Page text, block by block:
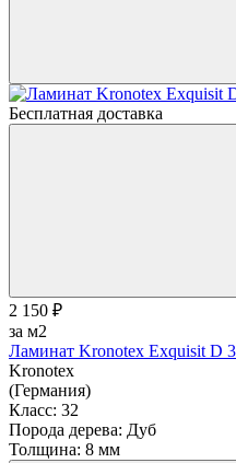
Бесплатная доставка
2 150 ₽
за м2
Ламинат Kronotex Exquisit D
Kronotex
(Германия)
Класс: 32
Порода дерева: Дуб
Толщина: 8 мм